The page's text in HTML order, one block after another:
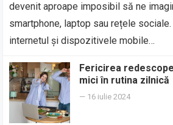
devenit aproape imposibil să ne
smartphone, laptop sau rețele
internetul și dispozitivele mobile…
Fericirea
mici în rutina zilnică
— 16 iulie 2024